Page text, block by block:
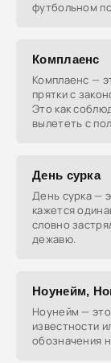
футбольном
Комплаенс
Комплаенс —
прятки с
Это как
вылететь с
День сурка
День сурка —
кажется
словно
дежавю.
Ноунейм,
Ноунейм —
известности
обозначения